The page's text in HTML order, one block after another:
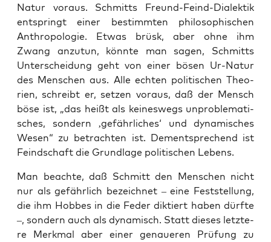
Natur vor­aus. Schmitts Freund-Feind-Dia­lek­tik
ent­springt einer bestimm­ten phi­lo­so­phi­schen
Anthro­po­lo­gie. Etwas brüsk, aber ohne ihm
Zwang anzu­tun, könn­te man sagen, Schmitts
Unter­schei­dung geht von einer bösen Ur-Natur
des Men­schen aus. Alle ech­ten poli­ti­schen Theo­
rien, schreibt er, set­zen vor­aus, daß der Mensch
böse ist, „das heißt als kei­nes­wegs unpro­ble­ma­ti­
sches, son­dern ‚gefähr­li­ches‘ und dyna­mi­sches
Wesen“ zu betrach­ten ist. Dem­entspre­chend ist
Feind­schaft die Grund­la­ge poli­ti­schen Lebens.
Man beach­te, daß Schmitt den Men­schen nicht
nur als gefähr­lich bezeich­net – eine Fest­stel­lung,
die ihm Hob­bes in die Feder dik­tiert haben dürf­te
–, son­dern auch als dyna­misch. Statt die­ses letz­te­
re Merk­mal aber einer genaue­ren Prü­fung zu